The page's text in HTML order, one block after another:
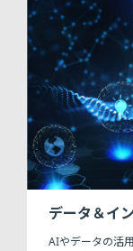
データ＆イ
AIやデータの活